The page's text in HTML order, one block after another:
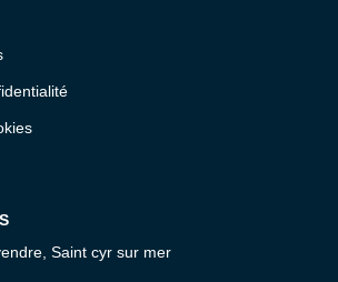
Saint cyr sur mer